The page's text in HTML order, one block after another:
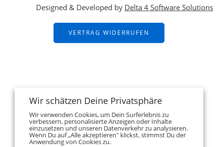
Designed & Developed by Delta 4 Software Solutions
VERTRAG WIDERRUFEN
Wir schätzen Deine Privatsphäre
Wir verwenden Cookies, um Dein Surferlebnis zu
verbessern, personalisierte Anzeigen oder Inhalte
einzusetzen und unseren Datenverkehr zu analysieren.
Wenn Du auf „Alle akzeptieren" klickst, stimmst Du der
Anwendung von Cookies zu.